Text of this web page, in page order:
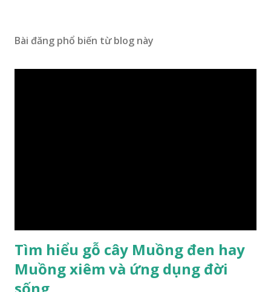
Bài đăng phổ biến từ blog này
Tìm hiểu gỗ cây Muồng đen hay
Muồng xiêm và ứng dụng đời
sống